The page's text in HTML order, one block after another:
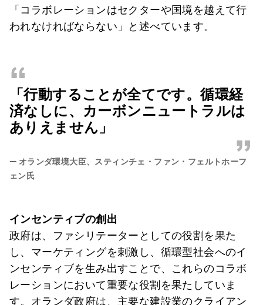
「コラボレーションはセクターや国境を越えて行
われなければならない」と述べています。
“
「行動することが全てです。循環経
済なしに、カーボンニュートラルは
ありえません」
”
— オランダ環境大臣、スティンチェ・ファン・フェルトホーフ
ェン氏
インセンティブの創出
政府は、ファシリテーターとしての役割を果た
し、マーケティングを刺激し、循環型社会へのイ
ンセンティブを生み出すことで、これらのコラボ
レーションにおいて重要な役割を果たしていま
す。オランダ政府は、主要な建設業のクライアン